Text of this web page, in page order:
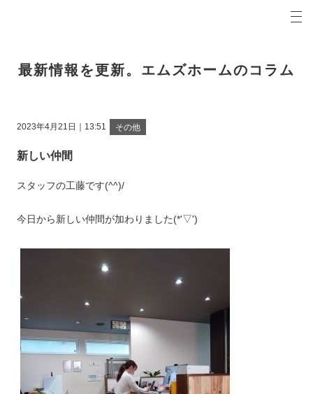
2023年4月21日｜13:51 その他
新しい仲間
最新情報を更新。エムズホームのコラム
スタッフの工藤です(^^)/
今日から新しい仲間が加わりました(*'▽')